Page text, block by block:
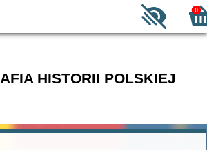
0
HISTORII POLSKIEJ